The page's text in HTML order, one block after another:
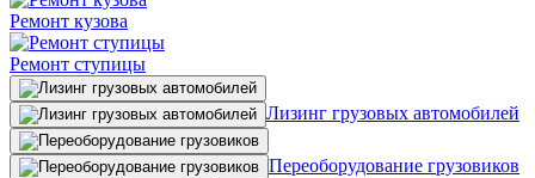
Ремонт кузова
Ремонт ступицы
Лизинг грузовых автомобилей
Переоборудование грузовиков